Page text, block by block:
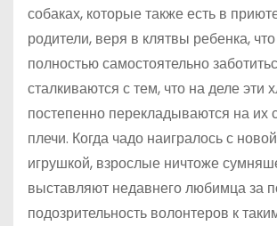
собаках, которые также есть в
родители, веря в клятвы ребенка,
полностью самостоятельно
сталкиваются с тем, что на деле эти
постепенно перекладываются на их
плечи. Когда чадо наигралось с
игрушкой, взрослые ничтоже
выставляют недавнего любимца за
подозрительность волонтеров к